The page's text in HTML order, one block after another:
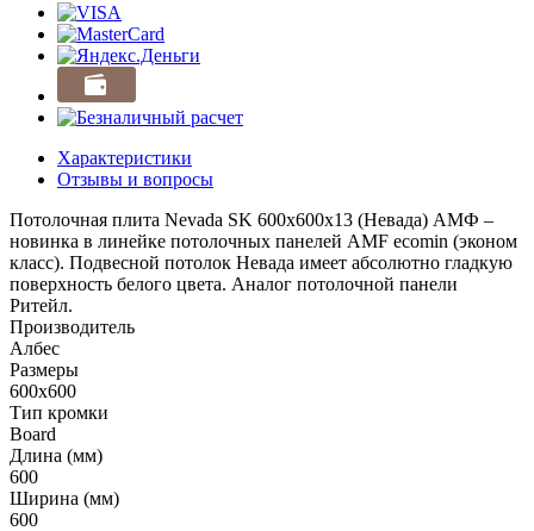
Характеристики
Отзывы и вопросы
Потолочная плита Nevada SK 600x600x13 (Невада) АМФ –
новинка в линейке потолочных панелей AMF ecomin (эконом
класс). Подвесной потолок Невада имеет абсолютно гладкую
поверхность белого цвета. Аналог потолочной панели
Ритейл.
Производитель
Албес
Размеры
600x600
Тип кромки
Board
Длина (мм)
600
Ширина (мм)
600